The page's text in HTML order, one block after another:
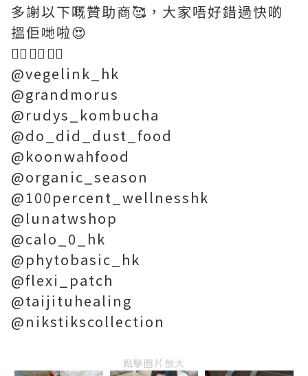
多謝以下嘅贊助商🥰，大家唔好錯過快啲
搵佢哋啦😍
👇🏼👇🏼👇🏼
@vegelink_hk
@grandmorus
@rudys_kombucha
@do_did_dust_food
@koonwahfood
@organic_season
@100percent_wellnesshk
@lunatwshop
@calo_0_hk
@phytobasic_hk
@flexi_patch
@taijituhealing
@nikstikscollection
點擊圖片放大